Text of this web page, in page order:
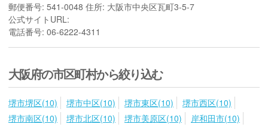
郵便番号: 541-0048 住所: 大阪市中央区瓦町3-5-7
公式サイトURL:
電話番号: 06-6222-4311
大阪府の市区町村から絞り込む
堺市堺区(10) 堺市中区(10) 堺市東区(10)
堺市西区(10)
堺市南区(10)
堺市北区(10) 堺市美原区(10)
岸和田市(10)